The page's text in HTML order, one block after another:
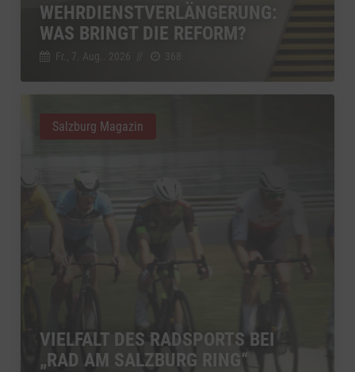
WEHRDIENSTVERLÄNGERUNG:
WAS BRINGT DIE REFORM?
Fr., 7. Aug.. 2026
VIELFALT DES RADSPORTS BEI
„RAD AM SALZBURG RING“
Salzburg Magazin